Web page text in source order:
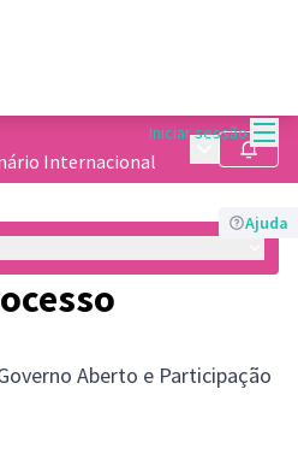
Iniciar sessão
Internacional
MenuSeguir
Ajuda
Aberto e Participação